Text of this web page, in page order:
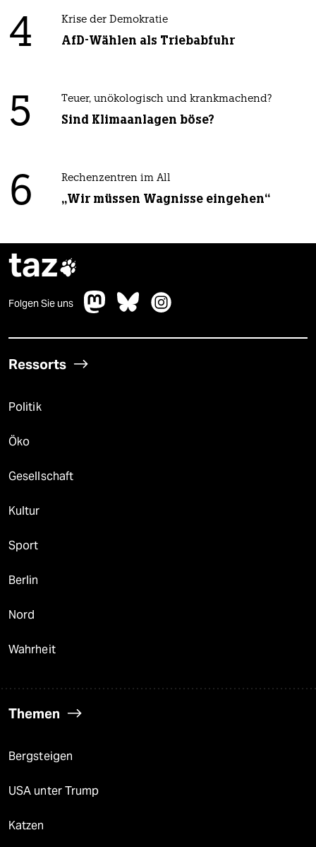
4 Krise der Demokratie
AfD-Wählen als Triebabfuhr
5 Teuer, unökologisch und krankmachend?
Sind Klimaanlagen böse?
6 Rechenzentren im All
„Wir müssen Wagnisse eingehen“
taz
Folgen Sie uns
Ressorts
Politik
Öko
Gesellschaft
Kultur
Sport
Berlin
Nord
Wahrheit
Themen
Bergsteigen
USA unter Trump
Katzen